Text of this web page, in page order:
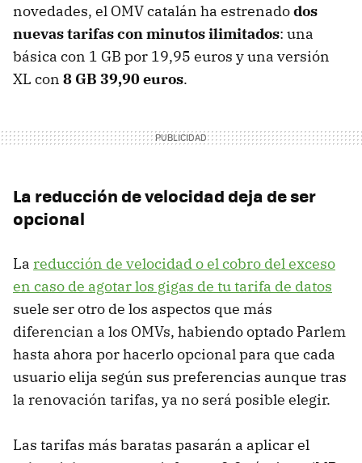
novedades, el OMV catalán ha estrenadodos
nuevas tarifas con minutos ilimitados: una
básica con 1 GB por 19,95 euros y una versión
XL con 8 GB 39,90 euros.
La reducción de velocidad deja de ser
opcional
La reducción de velocidad o el cobro del exceso
en caso de agotar los gigas de tu tarifa de datos
suele ser otro de los aspectos que más
diferencian a los OMVs, habiendo optado Parlem
hasta ahora por hacerlo opcional para que cada
usuario elija según sus preferencias aunque tras
la renovación tarifas, ya no será posible elegir.
Las tarifas más baratas pasarán a aplicar el